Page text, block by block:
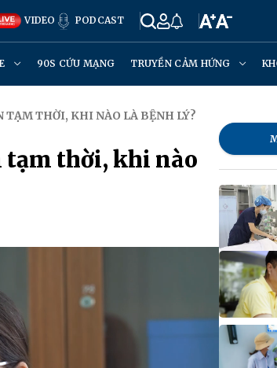
VIDEO PODCAST
90S CỨU MẠNG TRUYỀN CẢM HỨNG
TẠM THỜI, KHI NÀO LÀ BỆNH LÝ?
tạm thời, khi nào